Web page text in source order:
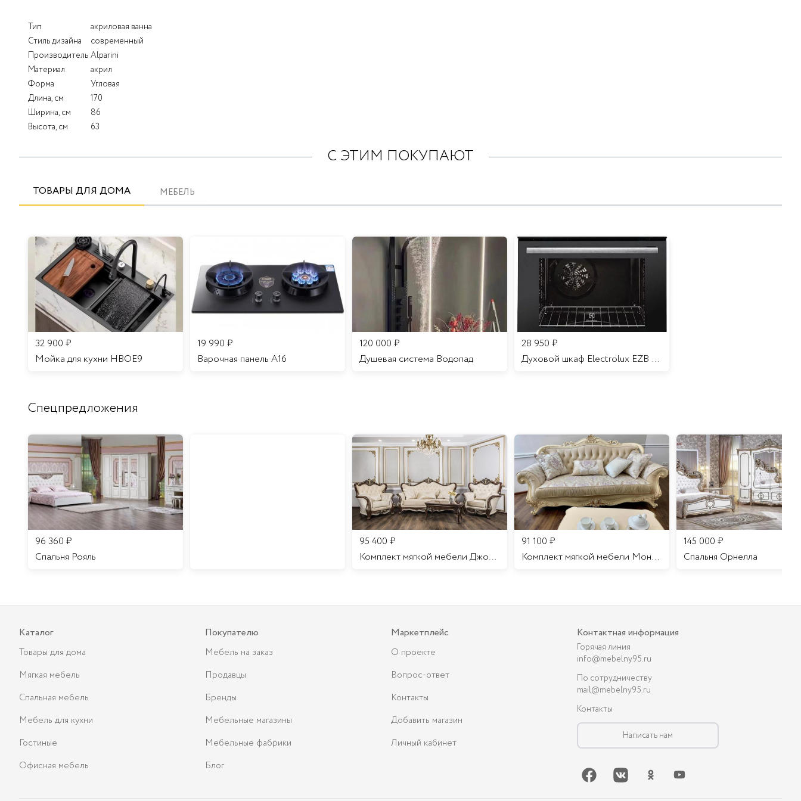
Тип
акриловая ванна
Стиль дизайна
современный
Производитель Alparini
Материал
акрил
Форма
Угловая
Длина, см
170
Ширина, см
86
Высота, см
63
С ЭТИМ ПОКУПАЮТ
ТОВАРЫ ДЛЯ ДОМА МЕБЕЛЬ
32 900 ₽
Мойка для кухни HBOE9
19 990 ₽
Варочная панель A16
120 000 ₽
Душевая система Водопад
28 950 ₽
Духовой шкаф Electrolux EZB 52410 AK
Спецпредложения
96 360 ₽
Спальня Рояль
95 400 ₽
Комплект мягкой мебели Джоконда
91 100 ₽
Комплект мягкой мебели Мона Лиза
145 000 ₽
Cпальня Орнелла
Каталог
Товары для дома
Мягкая мебель
Спальная мебель
Мебель для кухни
Гостиные
Офисная мебель
Покупателю
Мебель на заказ
Продавцы
Бренды
Мебельные магазины
Мебельные фабрики
Блог
Маркетплейс
О проекте
Вопрос-ответ
Контакты
Добавить магазин
Личный кабинет
Контактная информация
Горячая линия
info@mebelny95.ru
По сотрудничеству
mail@mebelny95.ru
Контакты
Написать нам